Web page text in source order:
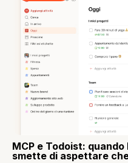
MCP e Todoist:
smette di aspettare